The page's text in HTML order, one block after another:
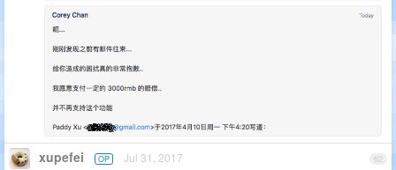
62
xupefei OP Jul 31, 2017